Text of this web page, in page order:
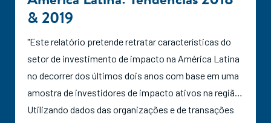
temáticas como equidade de gênero, avaliação de
& 2019
"Este relatório pretende retratar características do
setor de investimento de impacto na América Latina
no decorrer dos últimos dois anos com base em uma
amostra de investidores de impacto ativos na região.
Utilizando dados das organizações e de transações